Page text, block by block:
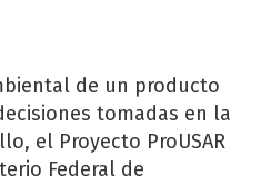
de un producto
tomadas en la
el Proyecto ProUSAR
Federal de